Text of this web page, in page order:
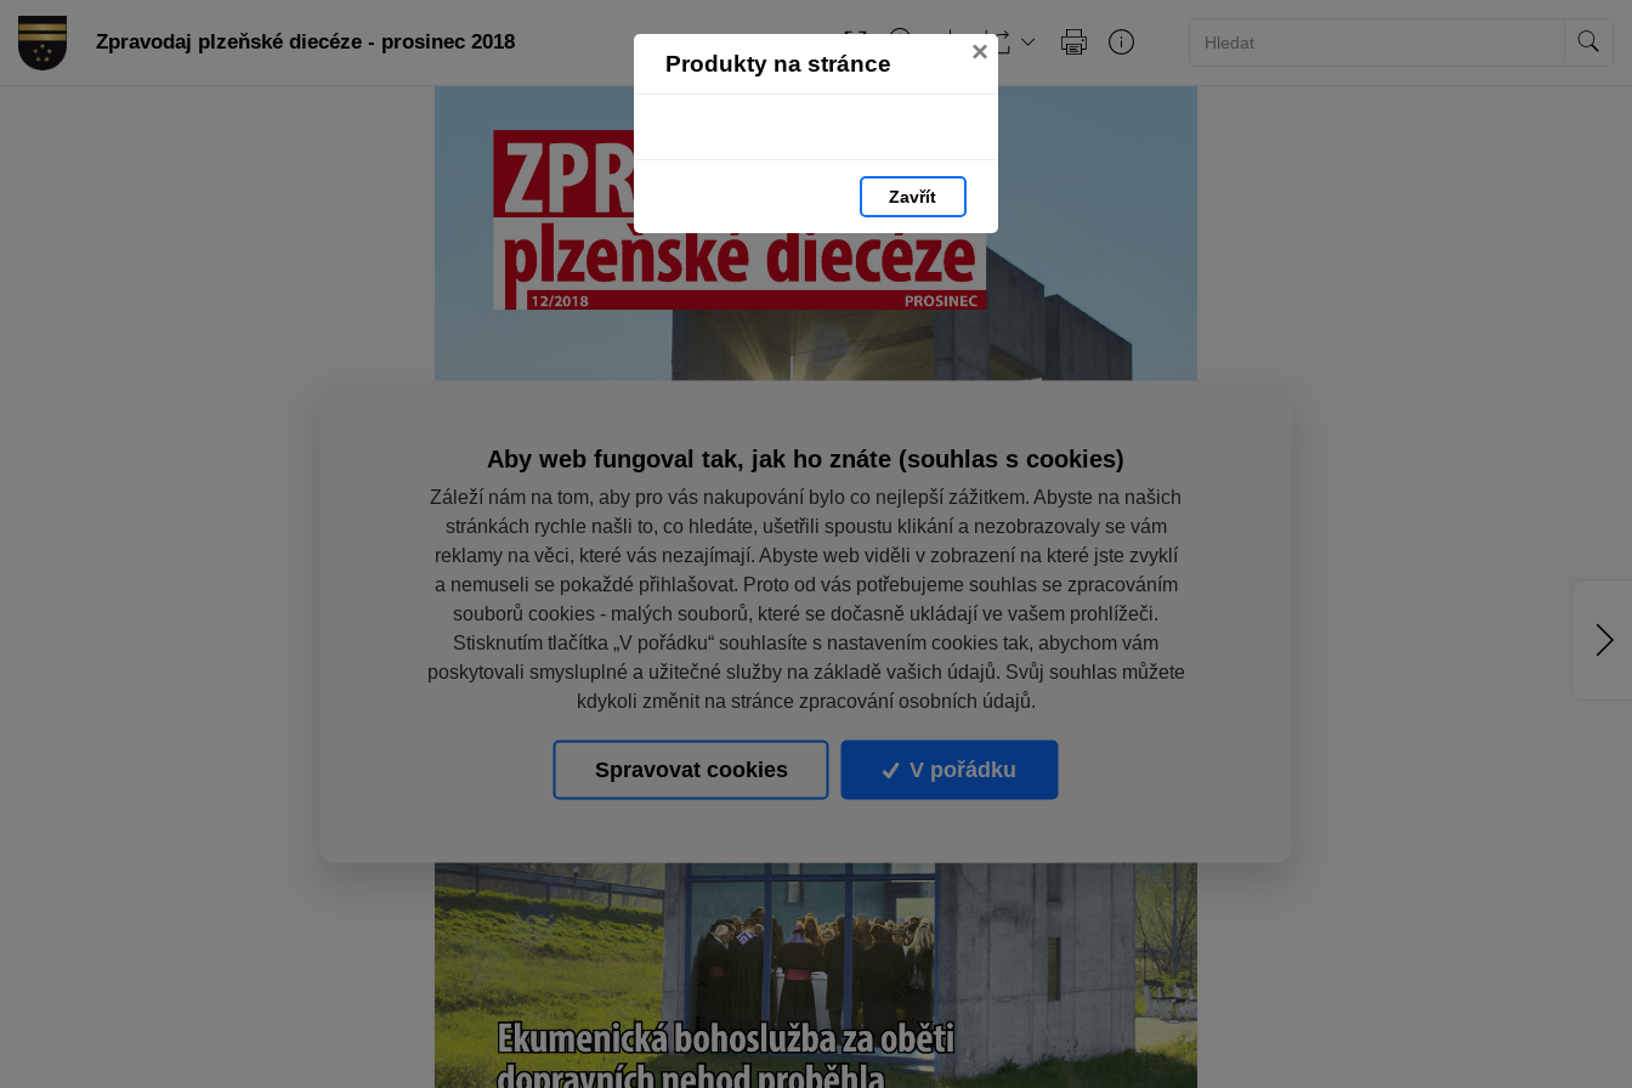
Produkty na stránce ×
Zavřít
Zpravodaj plzeňské diecéze - prosinec 2018
Aby web fungoval tak, jak ho znáte (souhlas s cookies)
Záleží nám na tom, aby pro vás nakupování bylo co nejlepší zážitkem. Abyste na našich
stránkách rychle našli to, co hledáte, ušetřili spoustu klikání a nezobrazovaly se vám
reklamy na věci, které vás nezajímají. Abyste web viděli v zobrazení na které jste zvyklí
a nemuseli se pokaždé přihlašovat. Proto od vás potřebujeme souhlas se zpracováním
souborů cookies - malých souborů, které se dočasně ukládají ve vašem prohlížeči.
Stisknutím tlačítka „V pořádku“ souhlasíte s nastavením cookies tak, abychom vám
poskytovali smysluplné a užitečné služby na základě vašich údajů. Svůj souhlas můžete
kdykoli změnit na stránce zpracování osobních údajů.
Spravovat cookies V pořádku